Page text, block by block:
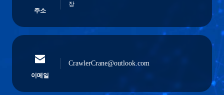
주소
장
이메일
CrawlerCrane@outlook.com